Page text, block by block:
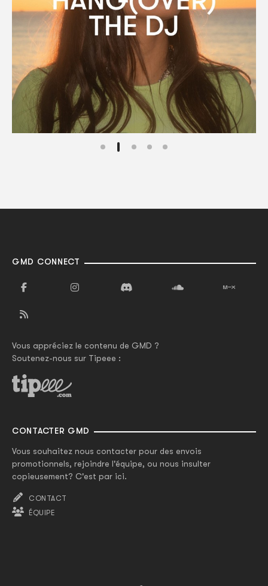
GMD CONNECT
Vous appréciez le contenu de GMD ?
Soutenez-nous sur Tipeee :
CONTACTER GMD
Vous souhaitez nous contacter pour des envois
promotionnels, rejoindre l'équipe, ou nous insulter
copieusement? C'est par ici.
CONTACT
ÉQUIPE